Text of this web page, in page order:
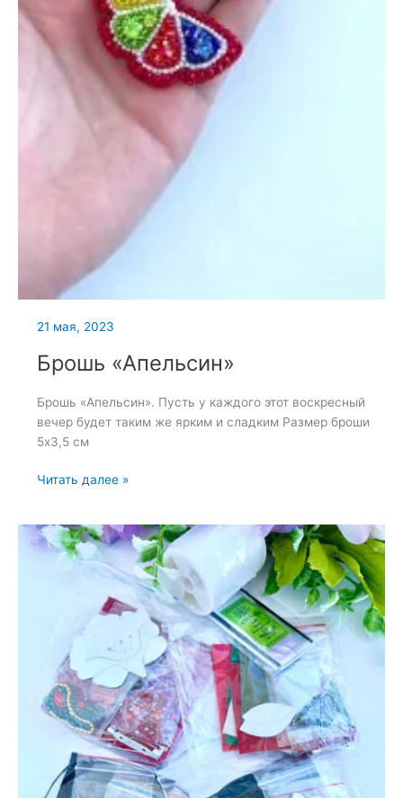
21 мая, 2023
Брошь «Апельсин»
Брошь «Апельсин». Пусть у каждого этот воскресный
вечер будет таким же ярким и сладким Размер броши
5х3,5 см
Брошь
Читать далее »